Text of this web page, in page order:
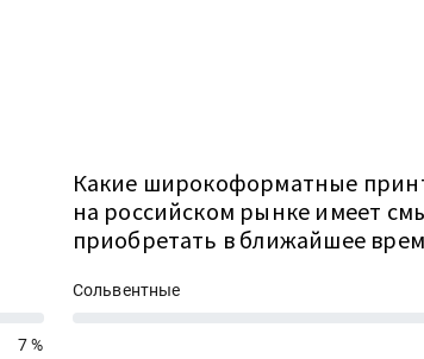
7 %
Какие широкоформатные
на российском рынке имеет
приобретать в ближайшее
Сольвентные